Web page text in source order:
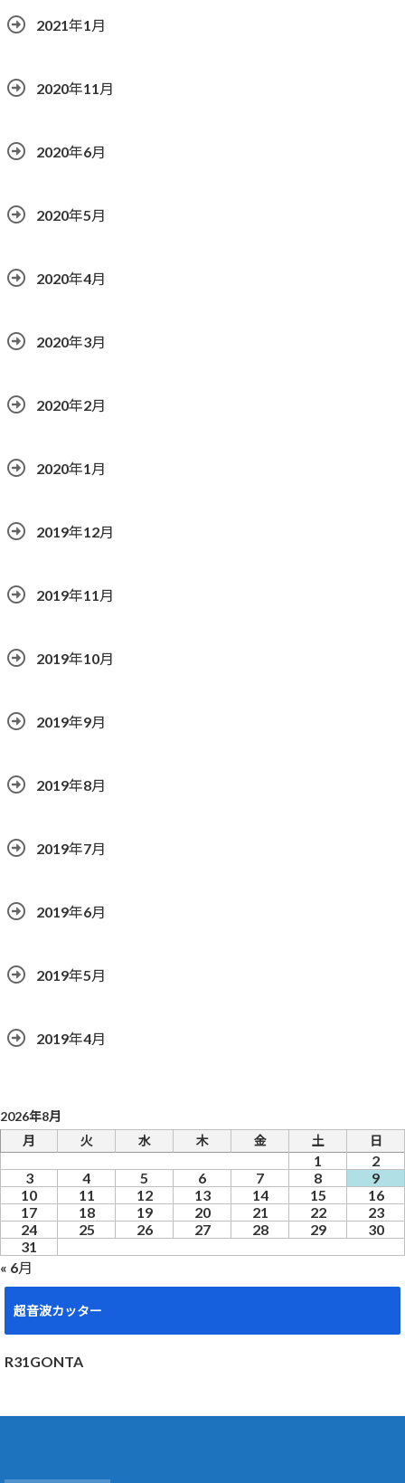
2021年1月
2020年11月
2020年6月
2020年5月
2020年4月
2020年3月
2020年2月
2020年1月
2019年12月
2019年11月
2019年10月
2019年9月
2019年8月
2019年7月
2019年6月
2019年5月
2019年4月
2026年8月
月
火 水 木 金 土 日
1
2
3
4 5 6 7 8
9
10
11 12 13 14 15
16
17
18 19 20 21 22
23
24
25 26 27 28 29
30
31
« 6月
超音波カッター
R31GONTA